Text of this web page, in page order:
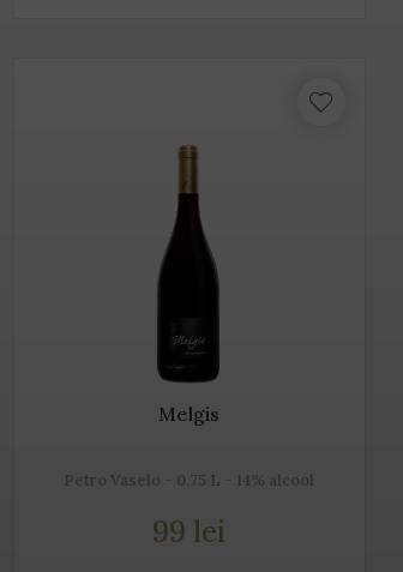
Melgis
Petro Vaselo - 0.75 L - 14% alcool
99 lei